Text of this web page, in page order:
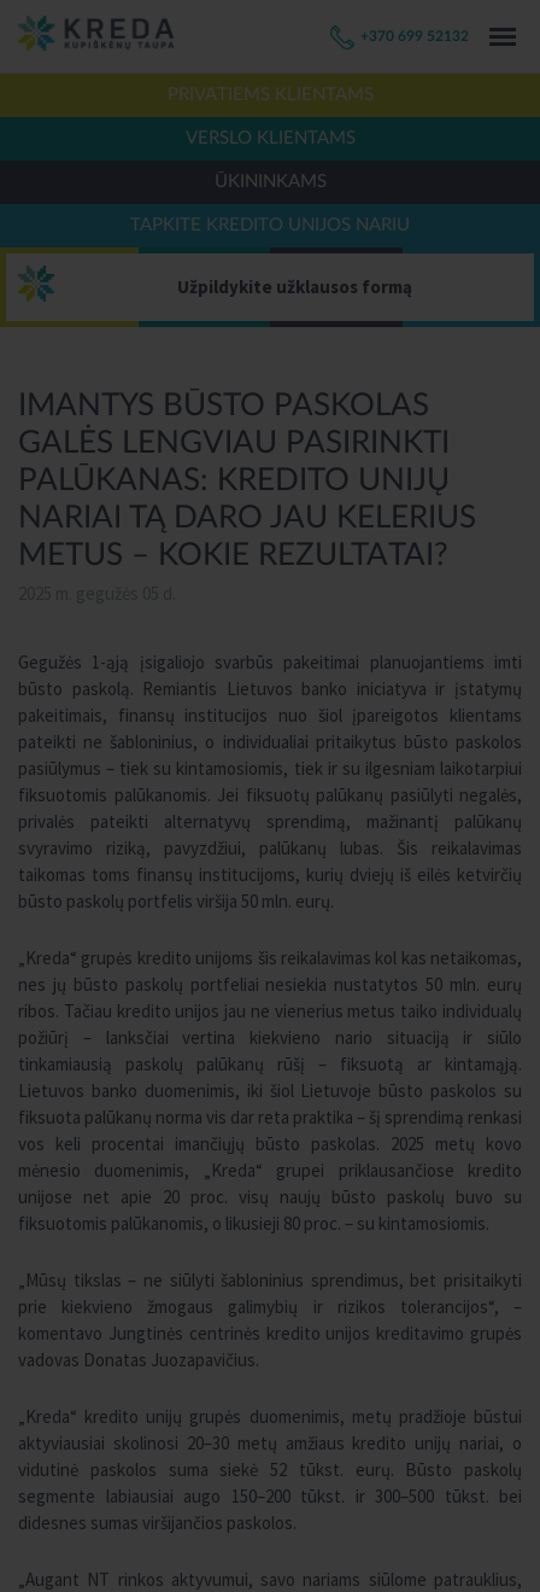
+370 699 52132
PRIVATIEMS KLIENTAMS
VERSLO KLIENTAMS
ŪKININKAMS
TAPKITE KREDITO UNIJOS NARIU
Užpildykite užklausos formą
IMANTYS BŪSTO PASKOLAS
GALĖS LENGVIAU PASIRINKTI
PALŪKANAS: KREDITO UNIJŲ
NARIAI TĄ DARO JAU KELERIUS
METUS – KOKIE REZULTATAI?
Gegužės 1-ąją įsigaliojo svarbūs pakeitimai planuojantiems imti
būsto paskolą. Remiantis Lietuvos banko iniciatyva ir įstatymų
pakeitimais, finansų institucijos nuo šiol įpareigotos klientams
pateikti ne šabloninius, o individualiai pritaikytus būsto paskolos
pasiūlymus – tiek su kintamosiomis, tiek ir su ilgesniam laikotarpiui
fiksuotomis palūkanomis. Jei fiksuotų palūkanų pasiūlyti negalės,
privalės pateikti alternatyvų sprendimą, mažinantį palūkanų
svyravimo riziką, pavyzdžiui, palūkanų lubas. Šis reikalavimas
taikomas toms finansų institucijoms, kurių dviejų iš eilės ketvirčių
būsto paskolų portfelis viršija 50 mln. eurų.
„Kreda“ grupės kredito unijoms šis reikalavimas kol kas netaikomas,
nes jų būsto paskolų portfeliai nesiekia nustatytos 50 mln. eurų
ribos. Tačiau kredito unijos jau ne vienerius metus taiko individualų
požiūrį – lanksčiai vertina kiekvieno nario situaciją ir siūlo
tinkamiausią paskolų palūkanų rūšį – fiksuotą ar kintamąją.
Lietuvos banko duomenimis, iki šiol Lietuvoje būsto paskolos su
fiksuota palūkanų norma vis dar reta praktika – šį sprendimą renkasi
vos keli procentai imančiųjų būsto paskolas. 2025 metų kovo
mėnesio duomenimis, „Kreda“ grupei priklausančiose kredito
unijose net apie 20 proc. visų naujų būsto paskolų buvo su
fiksuotomis palūkanomis, o likusieji 80 proc. – su kintamosiomis.
„Mūsų tikslas – ne siūlyti šabloninius sprendimus, bet prisitaikyti
prie kiekvieno žmogaus galimybių ir rizikos tolerancijos“, –
komentavo Jungtinės centrinės kredito unijos kreditavimo grupės
vadovas Donatas Juozapavičius.
„Kreda“ kredito unijų grupės duomenimis, metų pradžioje būstui
aktyviausiai skolinosi 20–30 metų amžiaus kredito unijų nariai, o
vidutinė paskolos suma siekė 52 tūkst. eurų. Būsto paskolų
segmente labiausiai augo 150–200 tūkst. ir 300–500 tūkst. bei
didesnes sumas viršijančios paskolos.
„Augant NT rinkos aktyvumui, savo nariams siūlome patrauklius,